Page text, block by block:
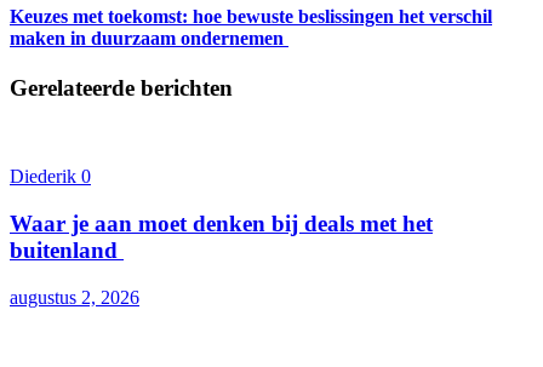
Keuzes met toekomst: hoe bewuste beslissingen het verschil
maken in duurzaam ondernemen
Gerelateerde berichten
Diederik 0
Waar je aan moet denken bij deals met het
buitenland
augustus 2, 2026